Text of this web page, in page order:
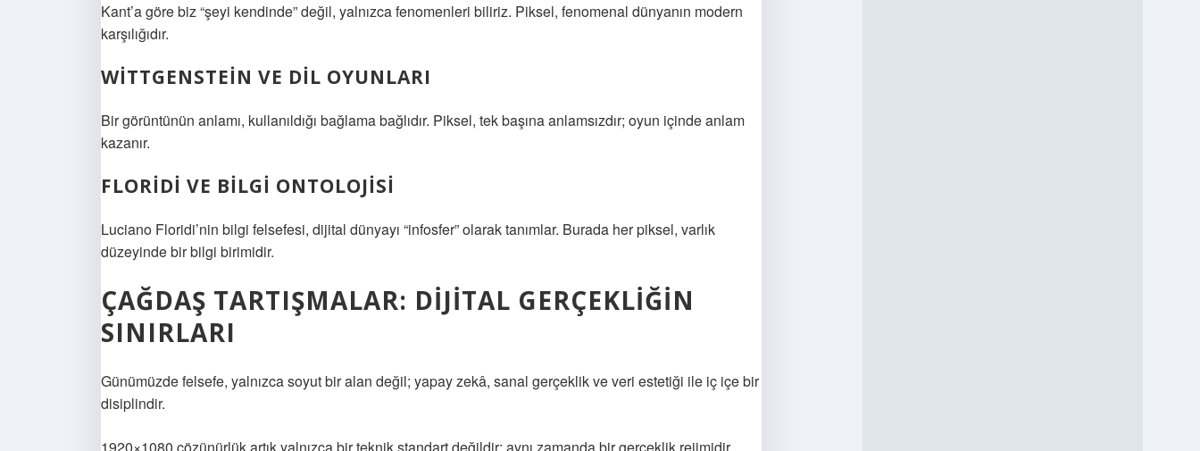
Kant’a göre biz “şeyi kendinde” değil, yalnızca fenomenleri biliriz. Piksel, fenomenal dünyanın modern
karşılığıdır.
WITTGENSTEIN VE DIL OYUNLARI
Bir görüntünün anlamı, kullanıldığı bağlama bağlıdır. Piksel, tek başına anlamsızdır; oyun içinde anlam
kazanır.
FLORIDI VE BILGI ONTOLOJISI
Luciano Floridi’nin bilgi felsefesi, dijital dünyayı “infosfer” olarak tanımlar. Burada her piksel, varlık
düzeyinde bir bilgi birimidir.
ÇAĞDAŞ TARTIŞMALAR: DIJITAL GERÇEKLIĞIN
SINIRLARI
Günümüzde felsefe, yalnızca soyut bir alan değil; yapay zekâ, sanal gerçeklik ve veri estetiği ile iç içe bir
disiplindir.